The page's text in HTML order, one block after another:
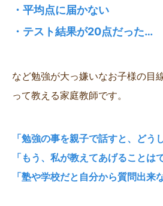
・平均点に届かない
・テスト結果が20点だった…
など勉強が大っ嫌いなお子様の目
って教える家庭教師です。
「勉強の事を親子で話すと、どう
「もう、私が教えてあげることは
「塾や学校だと自分から質問出来